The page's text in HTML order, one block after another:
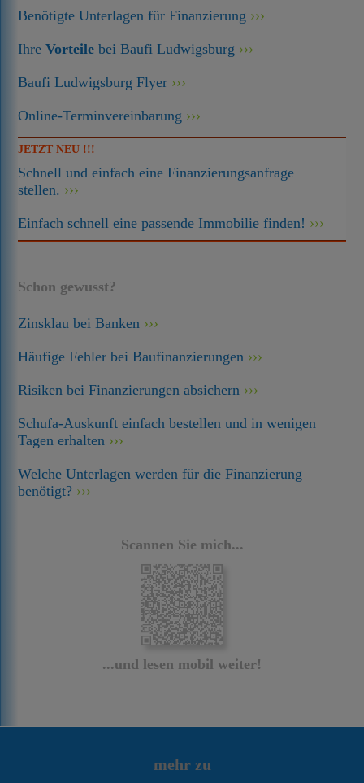
Benötigte Unterlagen für Finanzierung
IhreVorteile bei Baufi Ludwigsburg
Baufi Ludwigsburg Flyer
Online-Terminvereinbarung
JETZT NEU !!!
Schnell und einfach eine Finanzierungsanfrage
stellen.
Einfach schnell eine passende Immobilie finden!
Schon gewusst?
Zinsklau bei Banken
Häufige Fehler bei Baufinanzierungen
Risiken bei Finanzierungen absichern
Schufa-Auskunft einfach bestellen und in wenigen
Tagen erhalten
Welche Unterlagen werden für die Finanzierung
benötigt?
Scannen Sie mich...
...und lesen mobil weiter!
mehr zu